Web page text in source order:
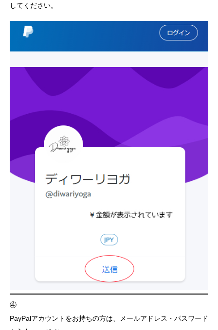
してください。
④
PayPalアカウントをお持ちの方は、メールアドレス・パスワード